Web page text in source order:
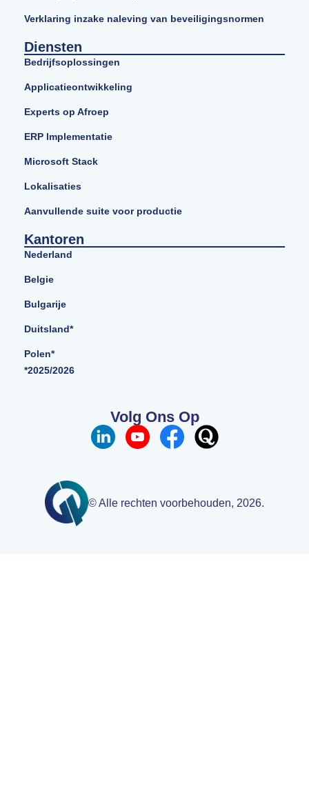
Verklaring inzake naleving van beveiligingsnormen
Diensten
Bedrijfsoplossingen
Applicatieontwikkeling
Experts op Afroep
ERP Implementatie
Microsoft Stack
Lokalisaties
Aanvullende suite voor productie
Kantoren
Nederland
Belgie
Bulgarije
Duitsland*
Polen*
*2025/2026
Volg Ons Op
© Alle rechten voorbehouden, 2026.